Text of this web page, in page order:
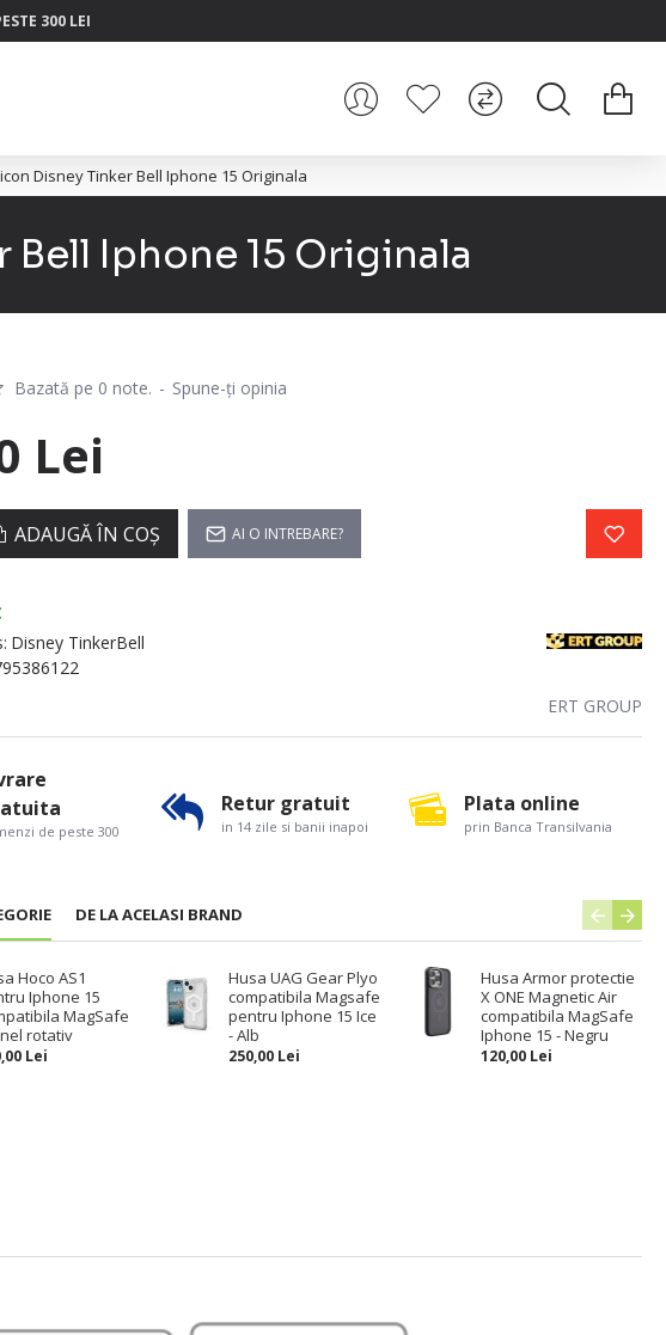
300 LEI
Disney Tinker Bell Iphone 15 Originala
Iphone 15 Originala
Disney TinkerBell
ERT GROUP
Bazată pe 0 note. - Spune-ţi opinia
Lei
ADAUGĂ ÎN COŞ AI O INTREBARE?
DE LA ACELASI BRAND
Hoco AS1
Iphone 15
MagSafe
rotativ
Lei
Husa UAG Gear Plyo
compatibila Magsafe
pentru Iphone 15 Ice
- Alb
250,00 Lei
Husa Armor protectie
X ONE Magnetic Air
compatibila MagSafe
Iphone 15 - Negru
120,00 Lei
de peste 300
Retur gratuit
in 14 zile si banii inapoi
Plata online
prin Banca Transilvania